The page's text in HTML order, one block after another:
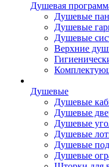
Душевая
Душевые
Душевые
Душевые
Верхние
Душевые
Душевые
Душевые
Душевые
Душевые
Душевые
Душевые